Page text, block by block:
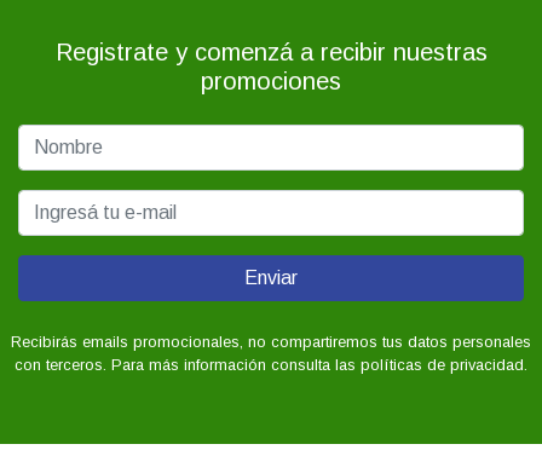
Registrate y comenzá a recibir nuestras
promociones
Enviar
Recibirás emails promocionales, no compartiremos tus datos personales
con terceros. Para más información consulta las políticas de privacidad.